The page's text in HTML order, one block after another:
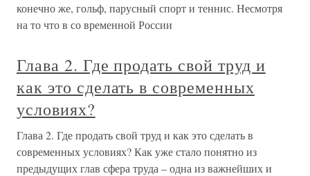
конечно же, гольф, парусный спорт и теннис. Несмотря
на то что в со временной России
Глава 2. Где продать свой труд и
как это сделать в современных
условиях?
Глава 2. Где продать свой труд и как это сделать в
современных условиях? Как уже стало понятно из
предыдущих глав сфера труда – одна из важнейших и